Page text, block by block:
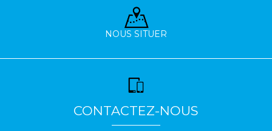
NOUS SITUER
CONTACTEZ-NOUS